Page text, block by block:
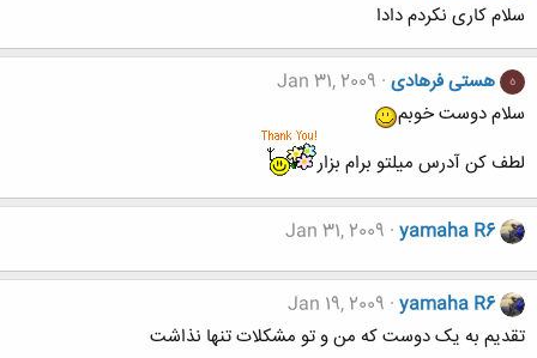
سلام کاری نکردم دادا
ه هستی فرهادی Jan 31, 2009
سلام دوست خوبم
لطف كن آدرس ميلتو برام بزار
yamaha R6
Jan 31, 2009
yamaha R6
Jan 19, 2009
تقدیم به یک دوست که من و تو مشکلات تنها نذاشت